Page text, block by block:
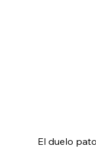
El duelo